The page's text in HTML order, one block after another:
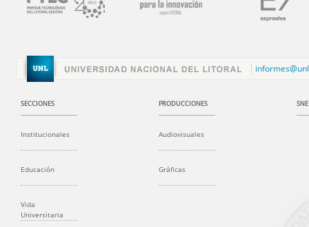
SECCIONES
Institucionales
Educación
Vida
Universitaria
PRODUCCIONES
Audiovisuales
Gráficas
SNE